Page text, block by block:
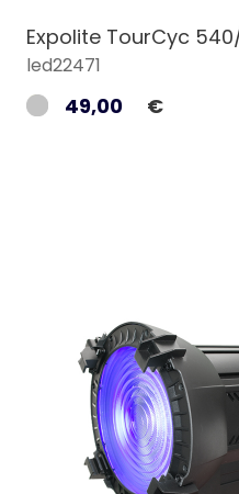
Expolite TourCyc
led22471
49,00 €